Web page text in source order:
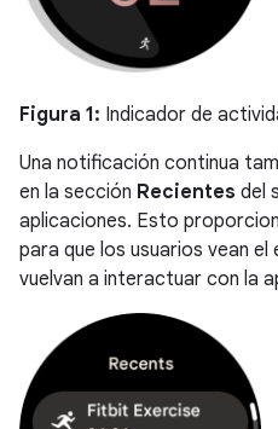
Figura 1: Indicador de
Una notificación continua
en la sección Recientes del
aplicaciones. Esto
para que los usuarios vean
vuelvan a interactuar con la